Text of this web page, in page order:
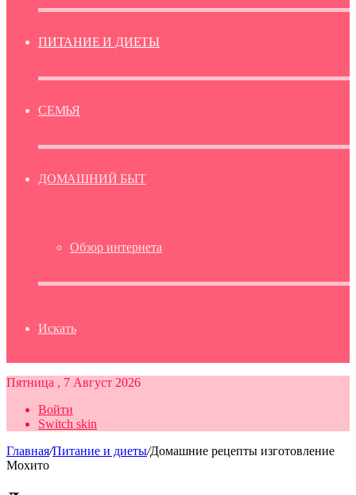
ПИТАНИЕ И ДИЕТЫ
СЕМЬЯ
ДОМАШНИЙ БЫТ
Обзор интернета
Искать
Пятница , 7 Август 2026
Войти
Switch skin
Главная/Питание и диеты/Домашние рецепты изготовление
Мохито